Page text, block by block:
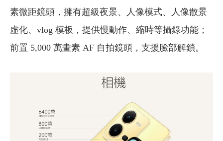
素微距鏡頭，擁有超級夜景、人像模式、人像散景
虛化、vlog 模板，提供慢動作、縮時等攝錄功能；
前置 5,000 萬畫素 AF 自拍鏡頭，支援臉部解鎖。